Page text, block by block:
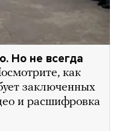
Но не всегда
как
заключенных
и расшифровка